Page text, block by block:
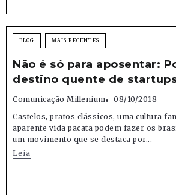
BLOG MAIS RECENTES
Não é só para aposentar:
destino quente de
Comunicação Millenium
08/10/2018
Castelos, pratos clássicos, uma cultura
aparente vida pacata podem fazer os
um movimento que se destaca por...
Leia